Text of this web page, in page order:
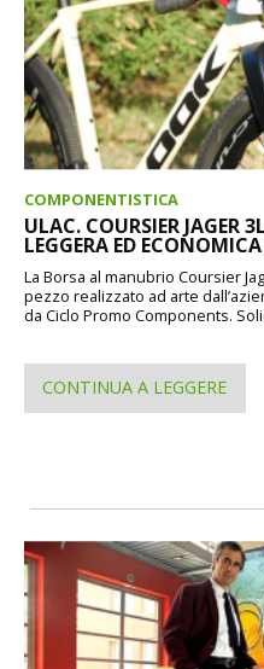
COMPONENTISTICA
ULAC. COURSIER JAGER
LEGGERA ED ECONOMICA
La Borsa al manubrio Coursier
pezzo realizzato ad arte
da Ciclo Promo Components.
CONTINUA A LEGGERE